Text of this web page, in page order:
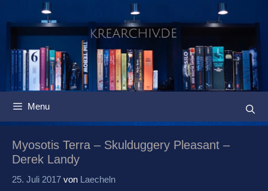
Menu
Myosotis Terra – Skulduggery Pleasant –
Derek Landy
25. Juli 2017 von Laecheln